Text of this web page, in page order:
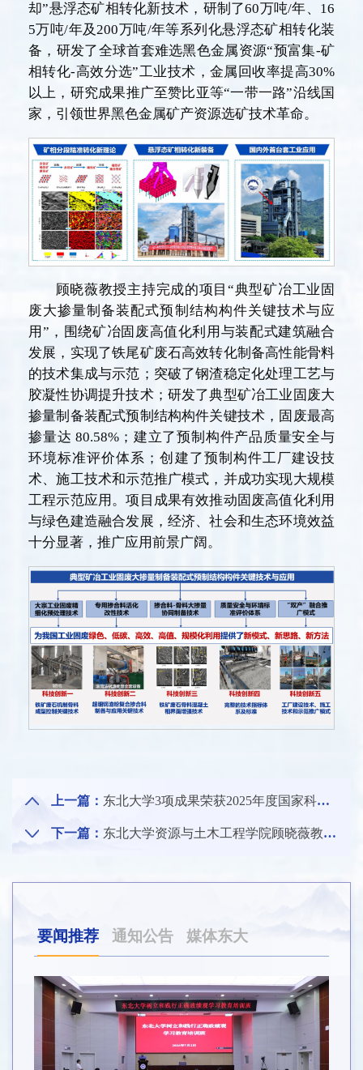
却”悬浮态矿相转化新技术，研制了60万吨/年、16
5万吨/年及200万吨/年等系列化悬浮态矿相转化装
备，研发了全球首套难选黑色金属资源“预富集-矿
相转化-高效分选”工业技术，金属回收率提高30%
以上，研究成果推广至赞比亚等“一带一路”沿线国
家，引领世界黑色金属矿产资源选矿技术革命。
顾晓薇教授主持完成的项目“典型矿冶工业固
废大掺量制备装配式预制结构构件关键技术与应
用”，围绕矿冶固废高值化利用与装配式建筑融合
发展，实现了铁尾矿废石高效转化制备高性能骨料
的技术集成与示范；突破了钢渣稳定化处理工艺与
胶凝性协调提升技术；研发了典型矿冶工业固废大
掺量制备装配式预制结构构件关键技术，固废最高
掺量达 80.58%；建立了预制构件产品质量安全与
环境标准评价体系；创建了预制构件工厂建设技
术、施工技术和示范推广模式，并成功实现大规模
工程示范应用。项目成果有效推动固废高值化利用
与绿色建造融合发展，经济、社会和生态环境效益
十分显著，推广应用前景广阔。
上一篇： 东北大学3项成果荣获2025年度国家科学技术奖
下一篇： 东北大学资源与土木工程学院顾晓薇教授主持项目在第三届辽宁女性人才科技创新大赛中荣获一等奖
要闻推荐 通知公告 媒体东大